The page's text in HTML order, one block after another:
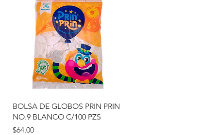
Vista rápida
BOLSA DE GLOBOS PRIN PRIN
NO.9 BLANCO C/100 PZS
Precio
$64.00